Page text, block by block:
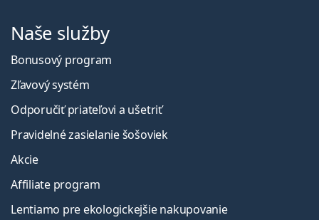
Naše služby
Bonusový program
Zľavový systém
Odporučiť priateľovi a ušetriť
Pravidelné zasielanie šošoviek
Akcie
Affiliate program
Lentiamo pre ekologickejšie nakupovanie